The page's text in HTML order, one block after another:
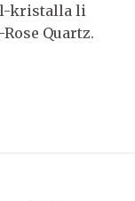
kristalla li
Quartz.